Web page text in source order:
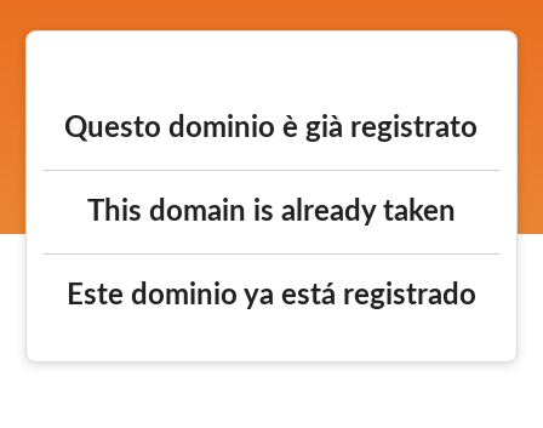
Questo dominio è già registrato
This domain is already taken
Este dominio ya está registrado